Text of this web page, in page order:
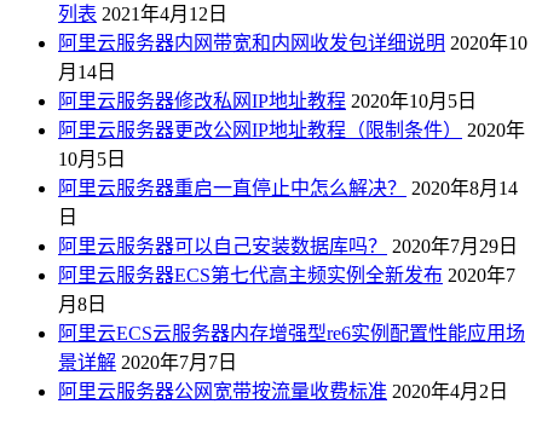
列表 2021年4月12日
阿里云服务器内网带宽和内网收发包详细说明 2020年10
月14日
阿里云服务器修改私网IP地址教程 2020年10月5日
阿里云服务器更改公网IP地址教程（限制条件）
2020年
10月5日
阿里云服务器重启一直停止中怎么解决？
2020年8月14
日
阿里云服务器可以自己安装数据库吗？
2020年7月29日
阿里云服务器ECS第七代高主频实例全新发布 2020年7
月8日
阿里云ECS云服务器内存增强型re6实例配置性能应用场
景详解 2020年7月7日
阿里云服务器公网宽带按流量收费标准 2020年4月2日